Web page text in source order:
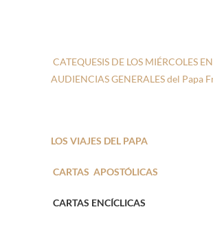
CATEQUESIS DE LOS MIÉRCOLES
AUDIENCIAS GENERALES del Papa
LOS VIAJES DEL PAPA
CARTAS APOSTÓLICAS
CARTAS ENCÍCLICAS